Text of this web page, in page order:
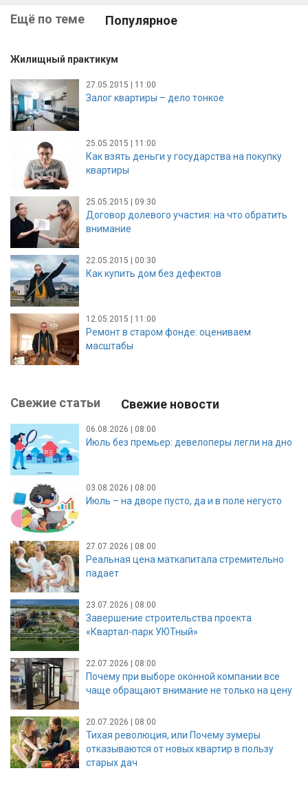
Ещё по теме Популярное
Жилищный практикум
27.05.2015 | 11:00
Залог квартиры – дело тонкое
25.05.2015 | 11:00
Как взять деньги у государства на покупку
квартиры
25.05.2015 | 09:30
Договор долевого участия: на что обратить
внимание
22.05.2015 | 00:30
Как купить дом без дефектов
12.05.2015 | 11:00
Ремонт в старом фонде: оцениваем
масштабы
Свежие статьи Свежие новости
06.08.2026 | 08:00
Июль без премьер: девелоперы легли на дно
03.08.2026 | 08:00
Июль – на дворе пусто, да и в поле негусто
27.07.2026 | 08:00
Реальная цена маткапитала стремительно
падает
23.07.2026 | 08:00
Завершение строительства проекта
«Квартал-парк УЮТный»
22.07.2026 | 08:00
Почему при выборе оконной компании все
чаще обращают внимание не только на цену
20.07.2026 | 08:00
Тихая революция, или Почему зумеры
отказываются от новых квартир в пользу
старых дач